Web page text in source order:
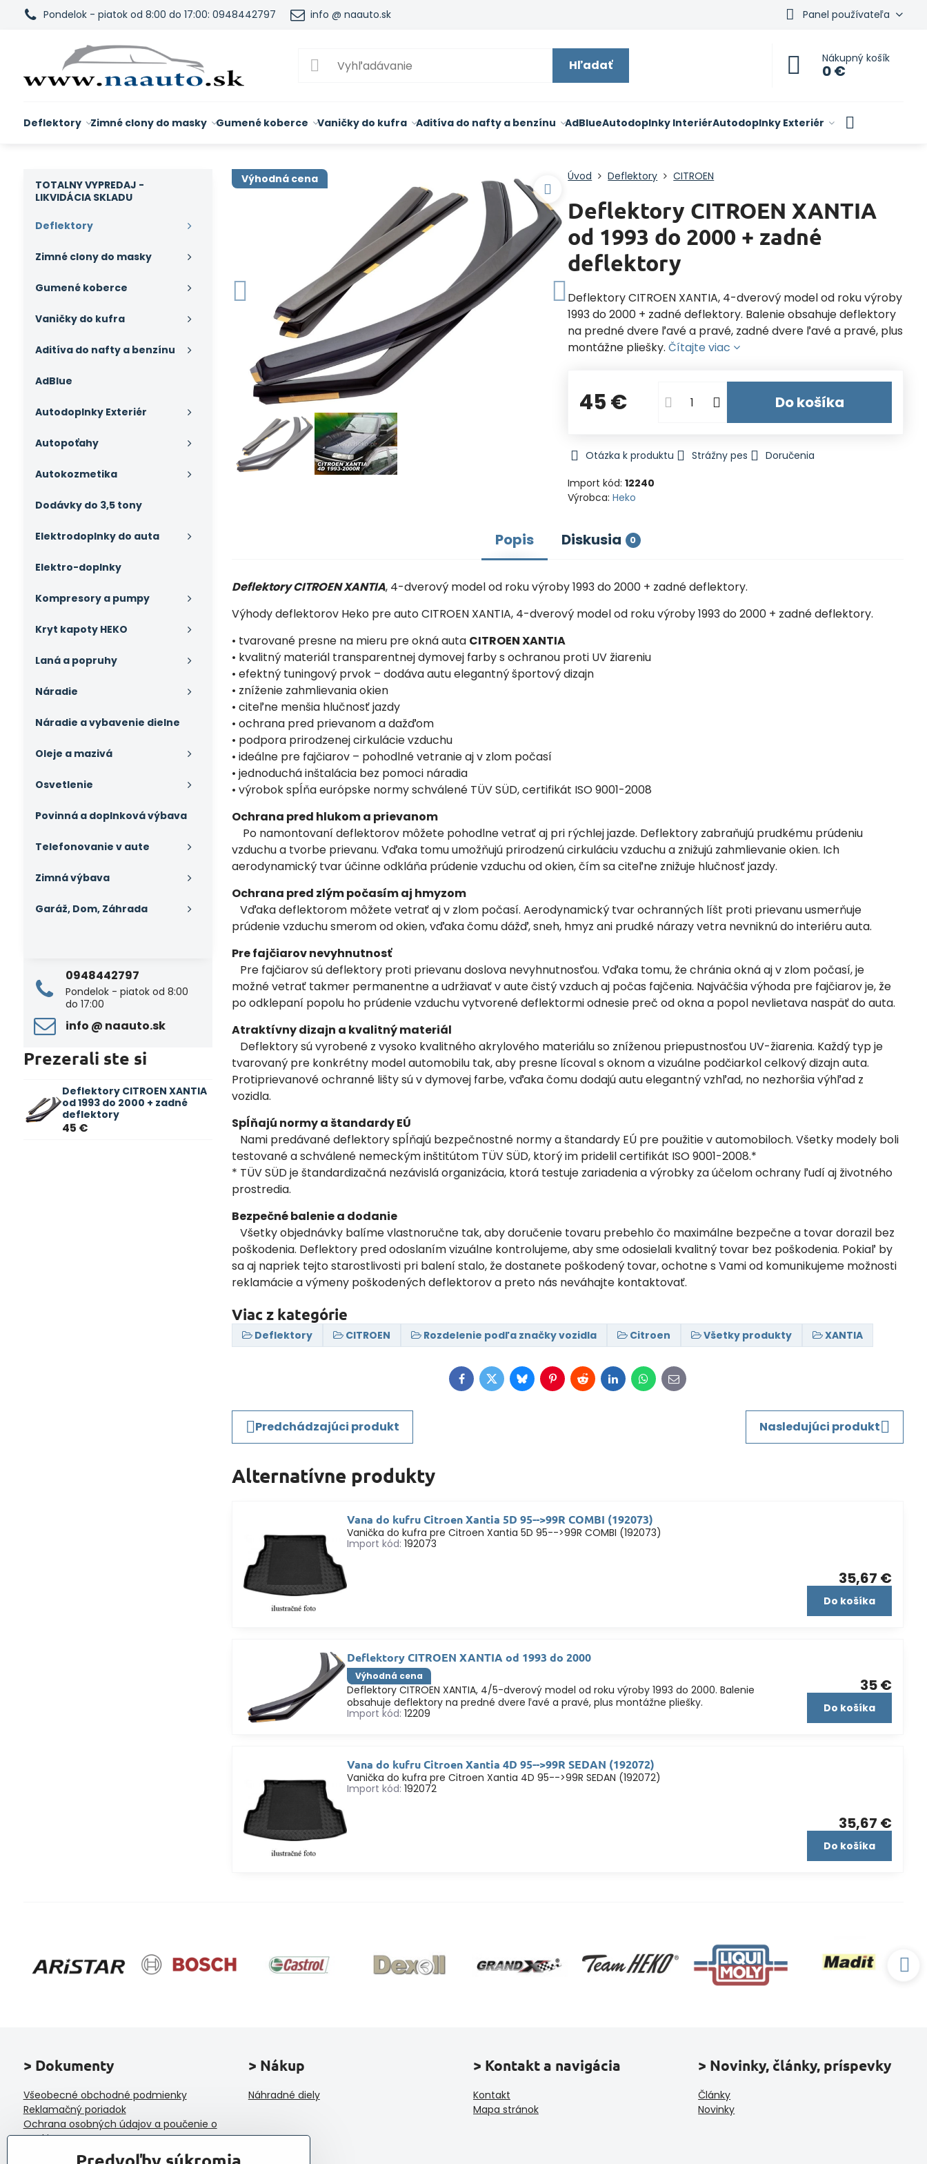
Pondelok - piatok od 8:00 do 17:00: 0948442797 info @ naauto.sk Panel používateľa
Hľadať Nákupný košík
0 €
Deflektory Zimné clony do masky Gumené koberce Vaničky do kufra Aditíva do nafty a benzínu AdBlueAutodoplnky InteriérAutodoplnky Exteriér
Výhodná cena Úvod Deflektory CITROEN
Deflektory CITROEN XANTIA
od 1993 do 2000 + zadné
deflektory
Deflektory CITROEN XANTIA, 4-dverový model od roku výroby
1993 do 2000 + zadné deflektory. Balenie obsahuje deflektory
na predné dvere ľavé a pravé, zadné dvere ľavé a pravé, plus
montážne pliešky.Čítajte viac
45 € Do košíka
Otázka k produktu Strážny pes
Doručenia
Import kód:12240
Výrobca:Heko
Popis Diskusia 0
Deflektory CITROEN XANTIA, 4-dverový model od roku výroby 1993 do 2000 + zadné deflektory.
Výhody deflektorov Heko pre auto CITROEN XANTIA, 4-dverový model od roku výroby 1993 do 2000 + zadné deflektory.
• tvarované presne na mieru pre okná auta CITROEN XANTIA
• kvalitný materiál transparentnej dymovej farby s ochranou proti UV žiareniu
• efektný tuningový prvok – dodáva autu elegantný športový dizajn
• zníženie zahmlievania okien
• citeľne menšia hlučnosť jazdy
• ochrana pred prievanom a dažďom
• podpora prirodzenej cirkulácie vzduchu
• ideálne pre fajčiarov – pohodlné vetranie aj v zlom počasí
• jednoduchá inštalácia bez pomoci náradia
• výrobok spĺňa európske normy schválené TÜV SÜD, certifikát ISO 9001-2008
Ochrana pred hlukom a prievanom
Po namontovaní deflektorov môžete pohodlne vetrať aj pri rýchlej jazde. Deflektory zabraňujú prudkému prúdeniu
vzduchu a tvorbe prievanu. Vďaka tomu umožňujú prirodzenú cirkuláciu vzduchu a znižujú zahmlievanie okien. Ich
aerodynamický tvar účinne odkláňa prúdenie vzduchu od okien, čím sa citeľne znižuje hlučnosť jazdy.
Ochrana pred zlým počasím aj hmyzom
Vďaka deflektorom môžete vetrať aj v zlom počasí. Aerodynamický tvar ochranných líšt proti prievanu usmerňuje
prúdenie vzduchu smerom od okien, vďaka čomu dážď, sneh, hmyz ani prudké nárazy vetra nevniknú do interiéru auta.
Pre fajčiarov nevyhnutnosť
Pre fajčiarov sú deflektory proti prievanu doslova nevyhnutnosťou. Vďaka tomu, že chránia okná aj v zlom počasí, je
možné vetrať takmer permanentne a udržiavať v aute čistý vzduch aj počas fajčenia. Najväčšia výhoda pre fajčiarov je, že
po odklepaní popolu ho prúdenie vzduchu vytvorené deflektormi odnesie preč od okna a popol nevlietava naspäť do auta.
Atraktívny dizajn a kvalitný materiál
Deflektory sú vyrobené z vysoko kvalitného akrylového materiálu so zníženou priepustnosťou UV-žiarenia. Každý typ je
tvarovaný pre konkrétny model automobilu tak, aby presne lícoval s oknom a vizuálne podčiarkol celkový dizajn auta.
Protiprievanové ochranné lišty sú v dymovej farbe, vďaka čomu dodajú autu elegantný vzhľad, no nezhoršia výhľad z
vozidla.
Spĺňajú normy a štandardy EÚ
Nami predávané deflektory spĺňajú bezpečnostné normy a štandardy EÚ pre použitie v automobiloch. Všetky modely boli
testované a schválené nemeckým inštitútom TÜV SÜD, ktorý im pridelil certifikát ISO 9001-2008.*
* TÜV SÜD je štandardizačná nezávislá organizácia, ktorá testuje zariadenia a výrobky za účelom ochrany ľudí aj životného
prostredia.
Bezpečné balenie a dodanie
Všetky objednávky balíme vlastnoručne tak, aby doručenie tovaru prebehlo čo maximálne bezpečne a tovar dorazil bez
poškodenia. Deflektory pred odoslaním vizuálne kontrolujeme, aby sme odosielali kvalitný tovar bez poškodenia. Pokiaľ by
sa aj napriek tejto starostlivosti pri balení stalo, že dostanete poškodený tovar, ochotne s Vami od komunikujeme možnosti
reklamácie a výmeny poškodených deflektorov a preto nás neváhajte kontaktovať.
Viac z kategórie
Deflektory CITROEN Rozdelenie podľa značky vozidla Citroen Všetky produkty XANTIA
Facebook
TwitterBlueskyPinterest
RedditLinkedInWhatsApp
E-
mail
Predchádzajúci produkt Nasledujúci produkt
Alternatívne produkty
Vana do kufru Citroen Xantia 5D 95-->99R COMBI (192073)
Vanička do kufra pre Citroen Xantia 5D 95-->99R COMBI (192073)
Import kód: 192073
35,67 €
Do košíka
Deflektory CITROEN XANTIA od 1993 do 2000
Výhodná cena
Deflektory CITROEN XANTIA, 4/5-dverový model od roku výroby 1993 do 2000. Balenie
obsahuje deflektory na predné dvere ľavé a pravé, plus montážne pliešky.
Import kód: 12209
35 €
Do košíka
Vana do kufru Citroen Xantia 4D 95-->99R SEDAN (192072)
Vanička do kufra pre Citroen Xantia 4D 95-->99R SEDAN (192072)
Import kód: 192072
35,67 €
Do košíka
TOTALNY VYPREDAJ -
LIKVIDÁCIA SKLADU
Deflektory
Zimné clony do masky
Gumené koberce
Vaničky do kufra
Aditíva do nafty a benzínu
AdBlue
Autodoplnky Exteriér
Autopoťahy
Autokozmetika
Dodávky do 3,5 tony
Elektrodoplnky do auta
Elektro-doplnky
Kompresory a pumpy
Kryt kapoty HEKO
Laná a popruhy
Náradie
Náradie a vybavenie dielne
Oleje a mazivá
Osvetlenie
Povinná a doplnková výbava
Telefonovanie v aute
Zimná výbava
Garáž, Dom, Záhrada
0948442797
Pondelok - piatok od 8:00
do 17:00
info ​@ naauto​.sk
Prezerali ste si
Deflektory CITROEN XANTIA
od 1993 do 2000 + zadné
deflektory
45 €
> Dokumenty
Všeobecné obchodné podmienky
Reklamačný poriadok
Ochrana osobných údajov a poučenie o
cookies
Reklamačný formulár
> Nákup
Náhradné diely
> Kontakt a navigácia
Kontakt
Mapa stránok
> Novinky, články, príspevky
Články
Novinky